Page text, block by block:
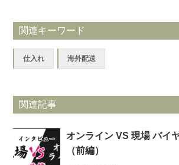
関連キーワード
仕入れ 海外配送
関連記事
オンライン VS 現場 バイ
（前編）